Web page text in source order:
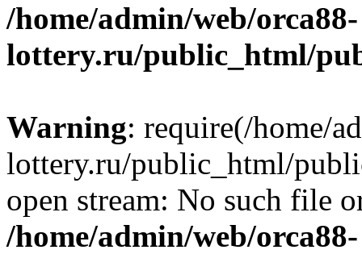
/home/admin/web/orca88-
lottery.ru/public_html/
Warning: require(/home/
lottery.ru/public_html/
open stream: No such file
/home/admin/web/orca88-